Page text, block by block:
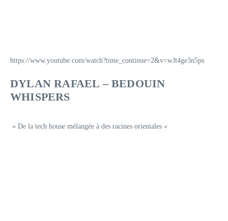
https://www.youtube.com/watch?time_continue=2&v=wJt4ge3n5ps
DYLAN RAFAEL – BEDOUIN
WHISPERS
» De la tech house mélangée à des racines orientales «